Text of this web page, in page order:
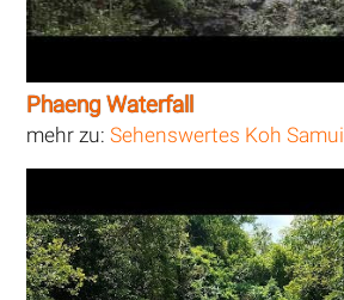
Phaeng Waterfall
mehr zu:Sehenswertes Koh Samui